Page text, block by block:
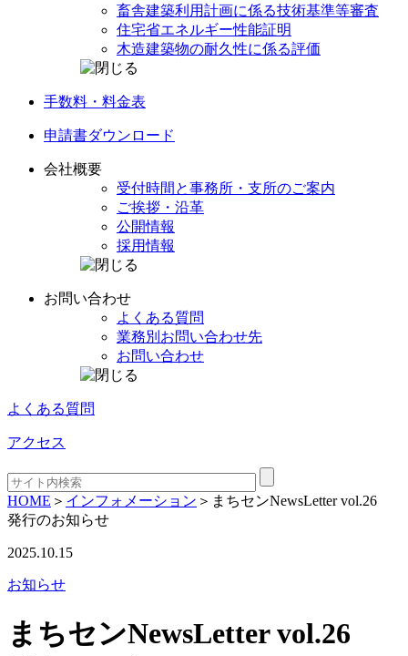
畜舎建築利用計画に係る技術基準等審査
住宅省エネルギー性能証明
木造建築物の耐久性に係る評価
手数料・料金表
申請書ダウンロード
会社概要
受付時間と事務所・ 支所のご案内
ご挨拶・沿革
公開情報
採用情報
お問い合わせ
よくある質問
業務別 お問い合わせ先
お問い合わせ
よくある質問
アクセス
HOME ＞ インフォメーション ＞ まちセンNewsLetter vol.26
発行のお知らせ
2025.10.15
お知らせ
まちセンNewsLetter vol.26